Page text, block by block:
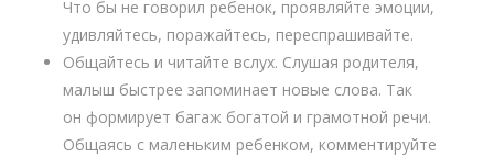
Что бы не говорил ребенок, проявляйте эмоции,
удивляйтесь, поражайтесь, переспрашивайте.
Общайтесь и читайте вслух. Слушая родителя,
малыш быстрее запоминает новые слова. Так
он формирует багаж богатой и грамотной речи.
Общаясь с маленьким ребенком, комментируйте